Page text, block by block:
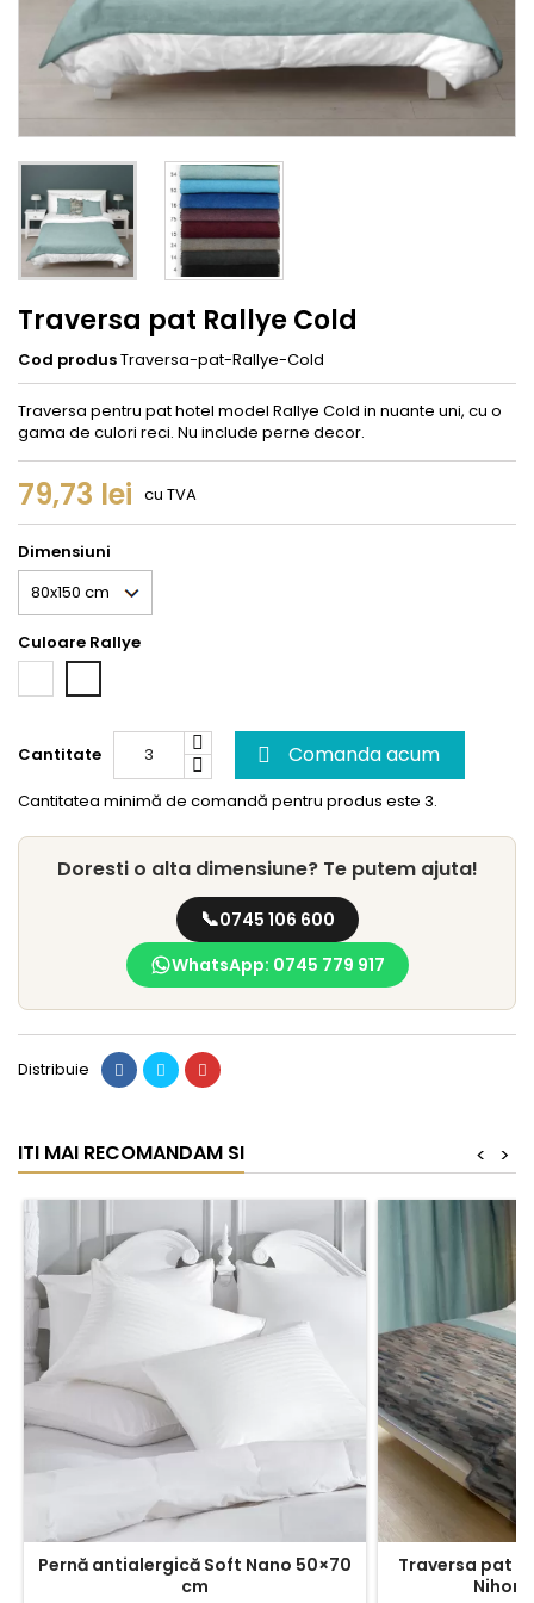
Traversa pat Rallye Cold
Cod produsTraversa-pat-Rallye-Cold
Traversa pentru pat hotel model Rallye Cold in nuante uni, cu o
gama de culori reci. Nu include perne decor.
79,73 lei cu TVA
Dimensiuni
Culoare Rallye
24
54
Cantitate  Comanda acum
Cantitatea minimă de comandă pentru produs este 3.
Doresti o alta dimensiune? Te putem ajuta!
📞0745 106 600
WhatsApp: 0745 779 917
Distribuie
ITI MAI RECOMANDAM SI >
<
Pernă antialergică Soft Nano 50×70
cm
Traversa pat reversibila 80x150cm
Nihon